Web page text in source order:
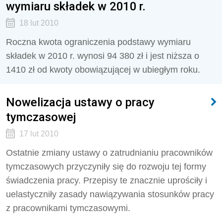
wymiaru składek w 2010 r.
18 lut 2010
Roczna kwota ograniczenia podstawy wymiaru
składek w 2010 r. wynosi 94 380 zł i jest niższa o
1410 zł od kwoty obowiązującej w ubiegłym roku.
Nowelizacja ustawy o pracy
tymczasowej
17 lut 2010
Ostatnie zmiany ustawy o zatrudnianiu pracowników
tymczasowych przyczyniły się do rozwoju tej formy
świadczenia pracy. Przepisy te znacznie uprościły i
uelastyczniły zasady nawiązywania stosunków pracy
z pracownikami tymczasowymi.